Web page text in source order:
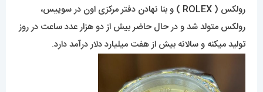
رولکس ( ROLEX ) و بنا نهادن دفتر مرکزی اون در سوییس،
رولکس متولد شد و در حال حاضر بیش از دو هزار عدد ساعت در روز
تولید میکنه و سالانه بیش از هفت میلیارد دلار درآمد دارد.